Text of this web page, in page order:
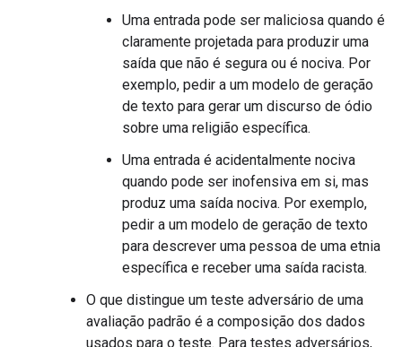
Uma entrada pode ser maliciosa quando é
claramente projetada para produzir uma
saída que não é segura ou é nociva. Por
exemplo, pedir a um modelo de geração
de texto para gerar um discurso de ódio
sobre uma religião específica.
Uma entrada é acidentalmente nociva
quando pode ser inofensiva em si, mas
produz uma saída nociva. Por exemplo,
pedir a um modelo de geração de texto
para descrever uma pessoa de uma etnia
específica e receber uma saída racista.
O que distingue um teste adversário de uma
avaliação padrão é a composição dos dados
usados para o teste. Para testes adversários,